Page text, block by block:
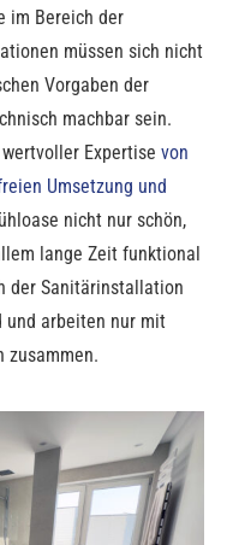
im Bereich der
müssen sich nicht
Vorgaben der
machbar sein.
Expertise von
Umsetzung und
nicht nur schön,
lange Zeit funktional
der Sanitärinstallation
und arbeiten nur mit
zusammen.